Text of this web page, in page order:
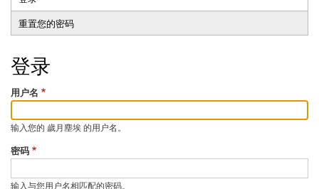
屑
主
标
动
标
重置您的密码
登录
用户名
输入您的 歲月塵埃 的用户名。
密码
输入与您用户名相匹配的密码。